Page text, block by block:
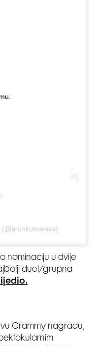
nominaciju u dvije
duet/grupna
Grammy nagradu,